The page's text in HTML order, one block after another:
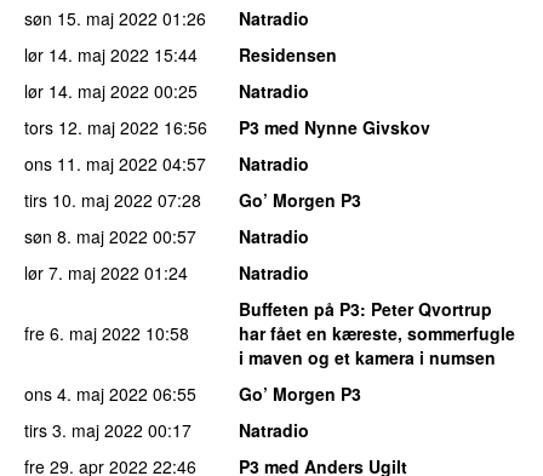
søn 15. maj 2022 01:26
Natradio
lør 14. maj 2022 15:44
Residensen
lør 14. maj 2022 00:25
Natradio
tors 12. maj 2022 16:56
P3 med Nynne Givskov
ons 11. maj 2022 04:57
Natradio
tirs 10. maj 2022 07:28
Go’ Morgen P3
søn 8. maj 2022 00:57
Natradio
lør 7. maj 2022 01:24 Natradio
fre 6. maj 2022 10:58
Buffeten på P3: Peter Qvortrup
har fået en kæreste, sommerfugle
i maven og et kamera i numsen
ons 4. maj 2022 06:55
Go’ Morgen P3
tirs 3. maj 2022 00:17
Natradio
fre 29. apr 2022 22:46 P3 med Anders Ugilt